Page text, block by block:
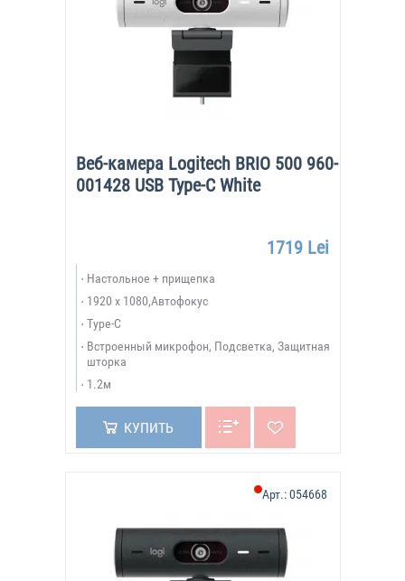
Веб-камера Logitech BRIO 500 960-
001428 USB Type-C White
1719 Lei
Настольное + прищепка
1920 x 1080,Автофокус
Type-C
Встроенный микрофон, Подсветка, Защитная
шторка
1.2м
КУПИТЬ
Арт.:054668